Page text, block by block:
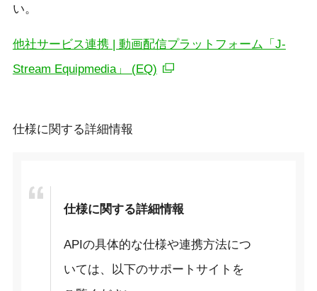
い。
他社サービス連携 | 動画配信プラットフォーム「J-
Stream Equipmedia」 (EQ)
仕様に関する詳細情報
仕様に関する詳細情報
APIの具体的な仕様や連携方法につ
いては、以下のサポートサイトを